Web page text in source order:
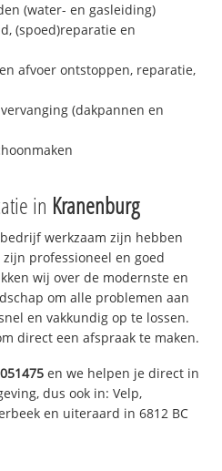
(water- en gasleiding)
(spoed)reparatie en
afvoer ontstoppen, reparatie,
(dakpannen en
in Kranenburg
werkzaam zijn hebben
professioneel en goed
wij over de modernste en
om alle problemen aan
en vakkundig op te lossen.
direct een afspraak te maken.
en we helpen je direct in
dus ook in: Velp,
en uiteraard in 6812 BC